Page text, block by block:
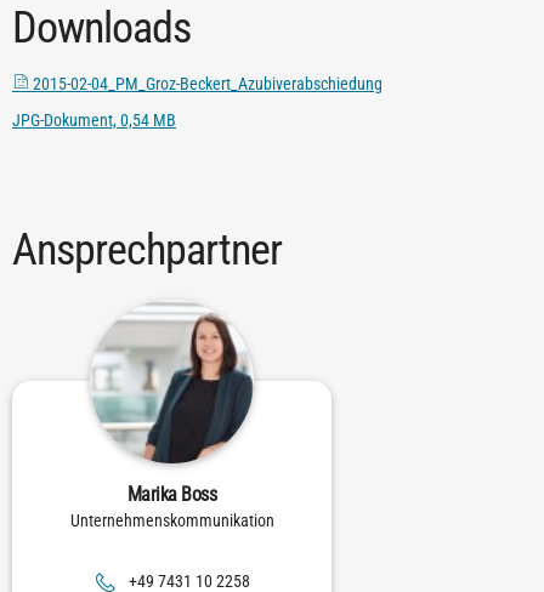
Downloads
2015-02-04_PM_Groz-Beckert_Azubiverabschiedung
JPG-Dokument, 0,54 MB
Ansprechpartner
Marika Boss
Unternehmenskommunikation
8522 01 1347 94+